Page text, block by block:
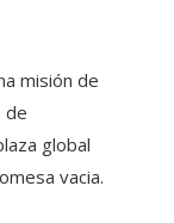
misión de
de
global
vacia.